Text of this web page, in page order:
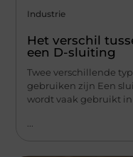
Industrie
Het verschil
een D-sluiting
Twee verschillende
gebruiken zijn Een
wordt vaak gebruikt in